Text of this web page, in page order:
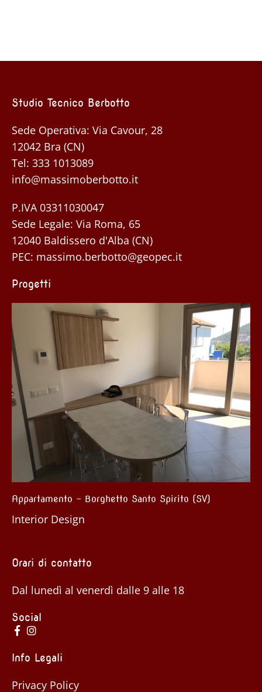
Studio Tecnico Berbotto
Sede Operativa: Via Cavour, 28
12042 Bra (CN)
Tel: 333 1013089
info@massimoberbotto.it
P.IVA 03311030047
Sede Legale: Via Roma, 65
12040 Baldissero d'Alba (CN)
PEC: massimo.berbotto@geopec.it
Progetti
Appartamento – Borghetto Santo Spirito (SV)
Interior Design
Orari di contatto
Dal lunedì al venerdì dalle 9 alle 18
Social
Info Legali
Privacy Policy